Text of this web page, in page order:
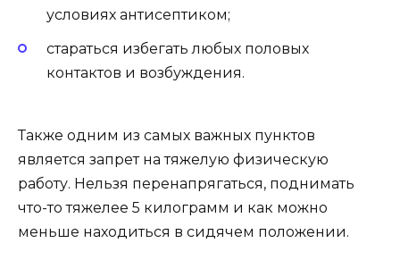
условиях антисептиком;
стараться избегать любых половых
контактов и возбуждения.
Также одним из самых важных пунктов
является запрет на тяжелую физическую
работу. Нельзя перенапрягаться, поднимать
что-то тяжелее 5 килограмм и как можно
меньше находиться в сидячем положении.